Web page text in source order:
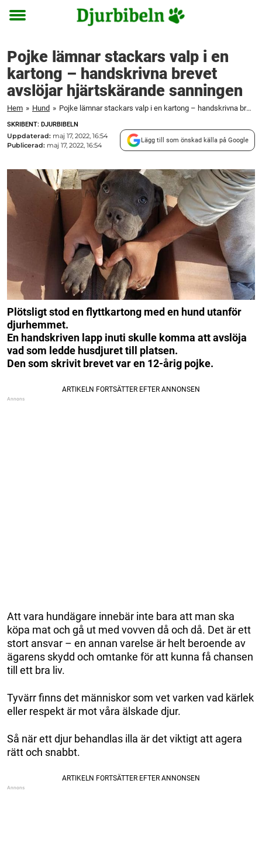
Toggle
Pojke lämnar stackars valp i en
kartong – handskrivna brevet
avslöjar hjärtskärande sanningen
Hem » Hund » Pojke lämnar stackars valp i en kartong – handskrivna brevet avslöjar hjärtskärande sanningen
SKRIBENT: DJURBIBELN
Uppdaterad: maj 17, 2022, 16:54
Publicerad: maj 17, 2022, 16:54
Lägg till som önskad källa på Google
Plötsligt stod en flyttkartong med en hund utanför
djurhemmet.
En handskriven lapp inuti skulle komma att avslöja
vad som ledde husdjuret till platsen.
Den som skrivit brevet var en 12-årig pojke.
Att vara hundägare innebär inte bara att man ska
köpa mat och gå ut med vovven då och då. Det är ett
stort ansvar – en annan varelse är helt beroende av
ägarens skydd och omtanke för att kunna få chansen
till ett bra liv.
Tyvärr finns det människor som vet varken vad kärlek
eller respekt är mot våra älskade djur.
Så när ett djur behandlas illa är det viktigt att agera
rätt och snabbt.